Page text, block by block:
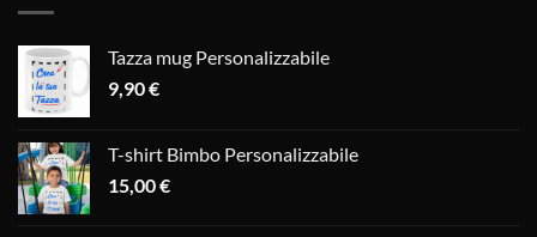
Tazza mug Personalizzabile
9,90€
T-shirt Bimbo Personalizzabile
15,00€